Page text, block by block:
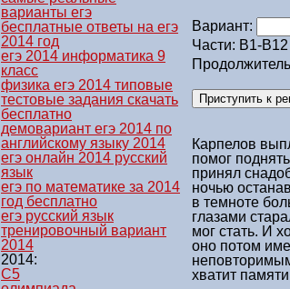
варианты егэ
бесплатные ответы на егэ
2014 год
егэ 2014 информатика 9
класс
физика егэ 2014 типовые
тестовые задания скачать
бесплатно
демовариант егэ 2014 по
английскому языку 2014
егэ онлайн 2014 русский
язык
егэ по математике за 2014
год бесплатно
егэ русский язык
тренировочный вариант
2014
2014:
C5
Вариант:
Части: В1-В12
Карпелов
помог
принял
ночью
в темноте
глазами
мог стать. И
оно потом
хватит